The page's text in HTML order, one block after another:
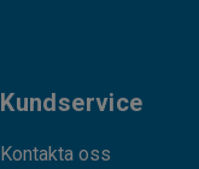
Kundservice
Kontakta oss